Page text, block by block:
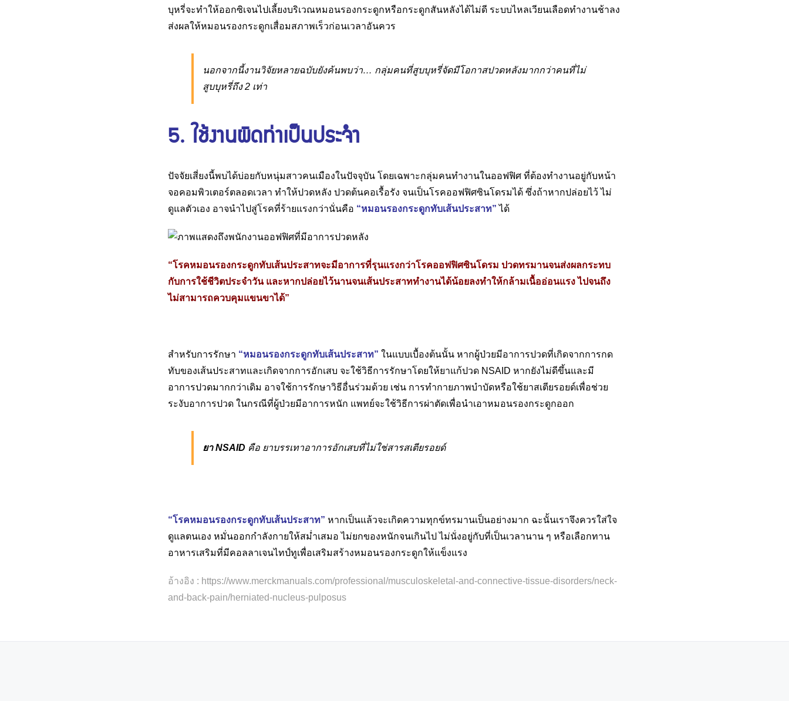
บุหรี่จะทำให้ออกซิเจนไปเลี้ยงบริเวณหมอนรองกระดูกหรือกระดูกสันหลังได้ไม่ดี ระบบไหลเวียนเลือดทำงานช้าลง
ส่งผลให้หมอนรองกระดูกเสื่อมสภาพเร็วก่อนเวลาอันควร
นอกจากนี้งานวิจัยหลายฉบับยังค้นพบว่า… กลุ่มคนที่สูบบุหรี่จัดมีโอกาสปวดหลังมากกว่าคนที่ไม่
สูบบุหรี่ถึง 2 เท่า
5. ใช้งานผิดท่าเป็นประจำ
ปัจจัยเสี่ยงนี้พบได้บ่อยกับหนุ่มสาวคนเมืองในปัจจุบัน โดยเฉพาะกลุ่มคนทำงานในออฟฟิศ ที่ต้องทำงานอยู่กับหน้า
จอคอมพิวเตอร์ตลอดเวลา ทำให้ปวดหลัง ปวดต้นคอเรื้อรัง จนเป็นโรคออฟฟิศซินโดรมได้ ซึ่งถ้าหากปล่อยไว้ ไม่
ดูแลตัวเอง อาจนำไปสู่โรคที่ร้ายแรงกว่านั่นคือ “หมอนรองกระดูกทับเส้นประสาท” ได้
“โรคหมอนรองกระดูกทับเส้นประสาทจะมีอาการที่รุนแรงกว่าโรคออฟฟิศซินโดรม ปวดทรมานจนส่งผลกระทบ
กับการใช้ชีวิตประจำวัน และหากปล่อยไว้นานจนเส้นประสาททำงานได้น้อยลงทำให้กล้ามเนื้ออ่อนแรง ไปจนถึง
ไม่สามารถควบคุมแขนขาได้”
สำหรับการรักษา “หมอนรองกระดูกทับเส้นประสาท” ในแบบเบื้องต้นนั้น หากผู้ป่วยมีอาการปวดที่เกิดจากการกด
ทับของเส้นประสาทและเกิดจากการอักเสบ จะใช้วิธีการรักษาโดยให้ยาแก้ปวด NSAID หากยังไม่ดีขึ้นและมี
อาการปวดมากกว่าเดิม อาจใช้การรักษาวิธีอื่นร่วมด้วย เช่น การทำกายภาพบำบัดหรือใช้ยาสเตียรอยด์เพื่อช่วย
ระงับอาการปวด ในกรณีที่ผู้ป่วยมีอาการหนัก แพทย์จะใช้วิธีการผ่าตัดเพื่อนำเอาหมอนรองกระดูกออก
ยา NSAID คือ ยาบรรเทาอาการอักเสบที่ไม่ใช่สารสเตียรอยด์
“โรคหมอนรองกระดูกทับเส้นประสาท” หากเป็นแล้วจะเกิดความทุกข์ทรมานเป็นอย่างมาก ฉะนั้นเราจึงควรใส่ใจ
ดูแลตนเอง หมั่นออกกำลังกายให้สม่ำเสมอ ไม่ยกของหนักจนเกินไป ไม่นั่งอยู่กับที่เป็นเวลานาน ๆ หรือเลือกทาน
อาหารเสริมที่มีคอลลาเจนไทป์ทูเพื่อเสริมสร้างหมอนรองกระดูกให้แข็งแรง
อ้างอิง : https://www.merckmanuals.com/professional/musculoskeletal-and-connective-tissue-disorders/neck-
and-back-pain/herniated-nucleus-pulposus